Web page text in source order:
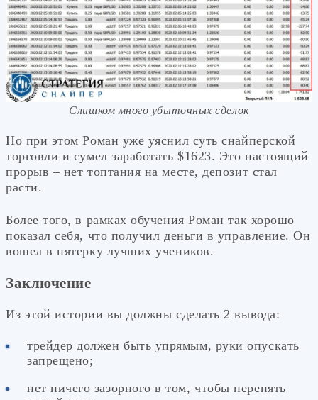
Слишком много убыточных сделок
Но при этом Роман уже уяснил суть снайперской
торговли и сумел заработать $1623. Это настоящий
прорыв – нет топтания на месте, депозит стал
расти.
Более того, в рамках обучения Роман так хорошо
показал себя, что получил деньги в управление. Он
вошел в пятерку лучших учеников.
Заключение
Из этой истории вы должны сделать 2 вывода:
трейдер должен быть упрямым, руки опускать
запрещено;
нет ничего зазорного в том, чтобы перенять